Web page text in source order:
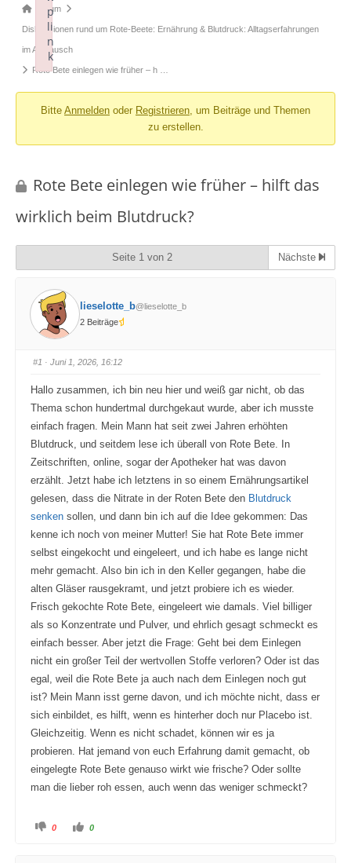
Forum-
Breadcrumbs
-
Du
Forum
Diskussionen rund um Rote-Beete: Ernährung & Blutdruck: Alltagserfahrungen
im Austausch
Rote Bete einlegen wie früher – h …
Bitte Anmelden oder Registrieren, um Beiträge und Themen
zu erstellen.
Rote Bete einlegen wie früher – hilft das
wirklich beim Blutdruck?
Seite 1 von 2 Nächste
lieselotte_b@lieselotte_b
2 Beiträge
#1 · Juni 1, 2026, 16:12
Hallo zusammen, ich bin neu hier und weiß gar nicht, ob das
Thema schon hundertmal durchgekaut wurde, aber ich musste
einfach fragen. Mein Mann hat seit zwei Jahren erhöhten
Blutdruck, und seitdem lese ich überall von Rote Bete. In
Zeitschriften, online, sogar der Apotheker hat was davon
erzählt. Jetzt habe ich letztens in so einem Ernährungsartikel
gelesen, dass die Nitrate in der Roten Bete den Blutdruck
senkensollen, und dann bin ich auf die Idee gekommen: Das
kenne ich noch von meiner Mutter! Sie hat Rote Bete immer
selbst eingekocht und eingeleert, und ich habe es lange nicht
mehr gemacht. Also bin ich in den Keller gegangen, habe die
alten Gläser rausgekramt, und jetzt probiere ich es wieder.
Frisch gekochte Rote Bete, eingeleert wie damals. Viel billiger
als so Konzentrate und Pulver, und ehrlich gesagt schmeckt es
einfach besser. Aber jetzt die Frage: Geht bei dem Einlegen
nicht ein großer Teil der wertvollen Stoffe verloren? Oder ist das
egal, weil die Rote Bete ja auch nach dem Einlegen noch gut
ist? Mein Mann isst gerne davon, und ich möchte nicht, dass er
sich einbildet, es hilft, wenn es hinterher doch nur Placebo ist.
Gleichzeitig. Wenn es nicht schadet, können wir es ja
probieren. Hat jemand von euch Erfahrung damit gemacht, ob
eingelegte Rote Bete genauso wirkt wie frische? Oder sollte
man die lieber roh essen, auch wenn das weniger schmeckt?
A 0
A 0
p
li
n
k
Failed to initialize plugin: wplink